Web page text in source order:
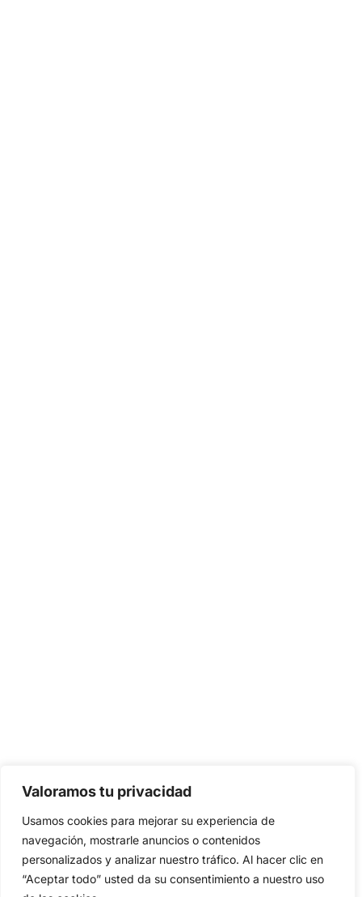
Valoramos tu privacidad
Usamos cookies para mejorar su experiencia de
navegación, mostrarle anuncios o contenidos
personalizados y analizar nuestro tráfico. Al hacer clic en
“Aceptar todo” usted da su consentimiento a nuestro uso